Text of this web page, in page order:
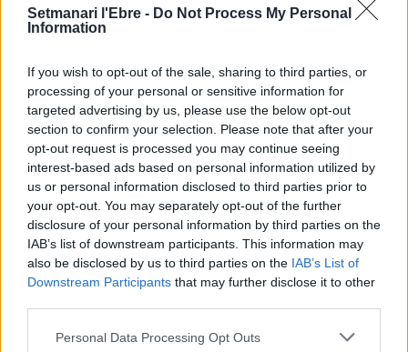
Setmanari l'Ebre - Do Not Process My Personal
Information
If you wish to opt-out of the sale, sharing to third parties, or
processing of your personal or sensitive information for
targeted advertising by us, please use the below opt-out
section to confirm your selection. Please note that after your
opt-out request is processed you may continue seeing
interest-based ads based on personal information utilized by
us or personal information disclosed to third parties prior to
your opt-out. You may separately opt-out of the further
disclosure of your personal information by third parties on the
IAB’s list of downstream participants. This information may
also be disclosed by us to third parties on the IAB’s List of
Downstream Participants that may further disclose it to other
Personal Data Processing Opt Outs
termini de les obres de l’aparcament
7 d'agost de 2026
Amposta recupera les Cases del Castell
i culmina un projecte estratègic que
vincula patrimoni, turisme i
gastronomia
6 d'agost de 2026
Els vestits de paper guanyen força
enguany amb més modistes i gairebé
40 peces a concurs
31 de juliol de 2026
per a gaudir de les Festes Majors